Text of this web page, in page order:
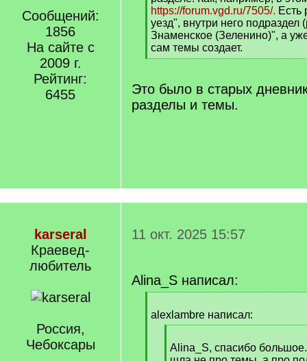
Сообщений:
1856
На сайте с
2009 г.
Рейтинг:
6455
https://forum.vgd.ru/7505/. Есть
уезд", внутри него подраздел
Знаменское (Зеленино)", а
сам темы создает.
[
q
]
Это было в старых
разделы и темы.
karseral
Краевед-
любитель
Россия,
Чебоксары
11 окт. 2025 15:57
Alina_S написал:
q
alexlambre написал:
q
Alina_S, спасибо